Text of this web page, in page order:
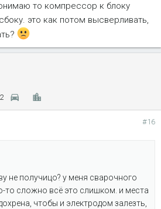
то компрессор к блоку
это как потом высверливать,
#16
не получицо? у меня сварочного
то сложно всё это слишком. и места
чтобы и электродом залезть,